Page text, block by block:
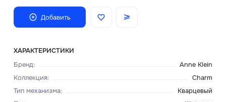
Добавить
ХАРАКТЕРИСТИКИ
Бренд:
Anne Klein
Коллекция:
Сharm
Тип механизма:
Кварцевый